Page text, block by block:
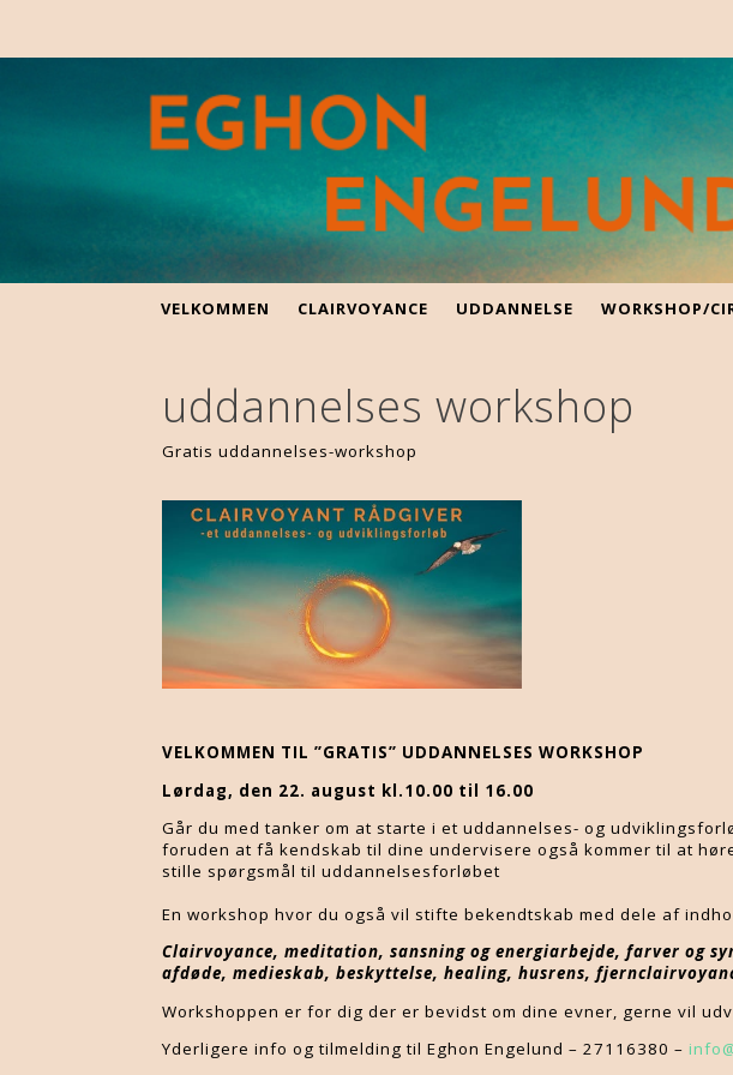
VELKOMMEN CLAIRVOYANCE UDDANNELSE WORKSHOP/
uddannelses workshop
Gratis uddannelses-workshop
VELKOMMEN TIL ”GRATIS” UDDANNELSES WORKSHOP
Lørdag, den 22. august kl.10.00 til 16.00
Går du med tanker om at starte i et uddannelses- og
foruden at få kendskab til dine undervisere også kommer til at
stille spørgsmål til uddannelsesforløbet
En workshop hvor du også vil stifte bekendtskab med dele af
Clairvoyance, meditation, sansning og energiarbejde, farver og
afdøde, medieskab, beskyttelse, healing, husrens,
Workshoppen er for dig der er bevidst om dine evner, gerne vil
Yderligere info og tilmelding til Eghon Engelund – 27116380 –